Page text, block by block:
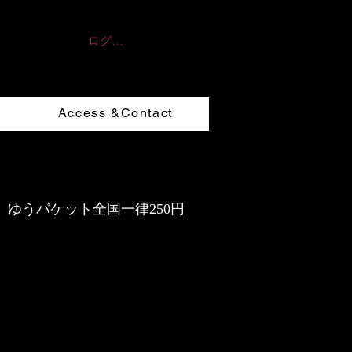
ログイン
Access &Contact
ゆうパケット全国一律250円